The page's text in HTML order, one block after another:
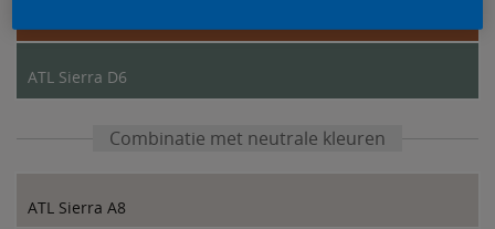
ATL Sierra D6
Combinatie met neutrale kleuren
ATL Sierra A8